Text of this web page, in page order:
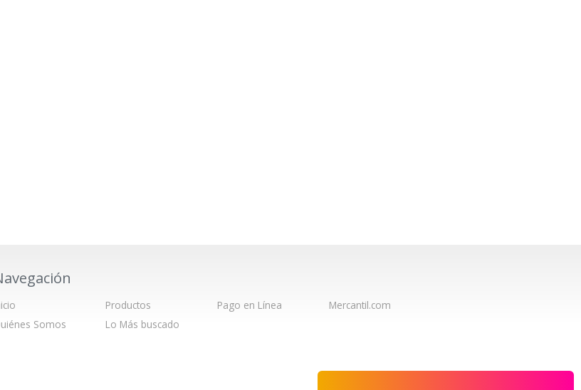
Somos
Productos
Lo Más buscado
Pago en Línea Mercantil.com